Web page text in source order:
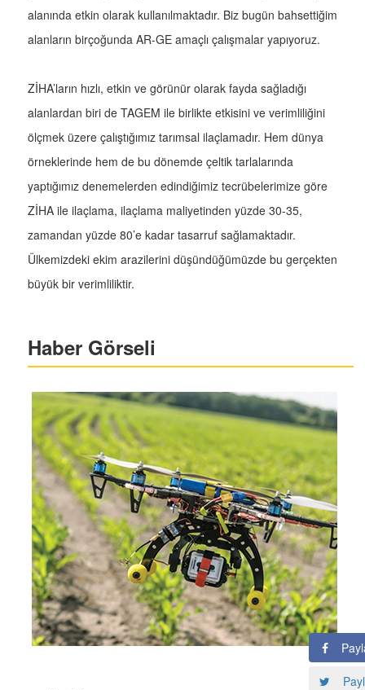
alanında etkin olarak kullanılmaktadır. Biz bugün bahsettiğim
alanların birçoğunda AR-GE amaçlı çalışmalar yapıyoruz.
ZİHA’ların hızlı, etkin ve görünür olarak fayda sağladığı
alanlardan biri de TAGEM ile birlikte etkisini ve verimliliğini
ölçmek üzere çalıştığımız tarımsal ilaçlamadır. Hem dünya
örneklerinde hem de bu dönemde çeltik tarlalarında
yaptığımız denemelerden edindiğimiz tecrübelerimize göre
ZİHA ile ilaçlama, ilaçlama maliyetinden yüzde 30-35,
zamandan yüzde 80’e kadar tasarruf sağlamaktadır.
Ülkemizdeki ekim arazilerini düşündüğümüzde bu gerçekten
büyük bir verimliliktir.
Haber Görseli